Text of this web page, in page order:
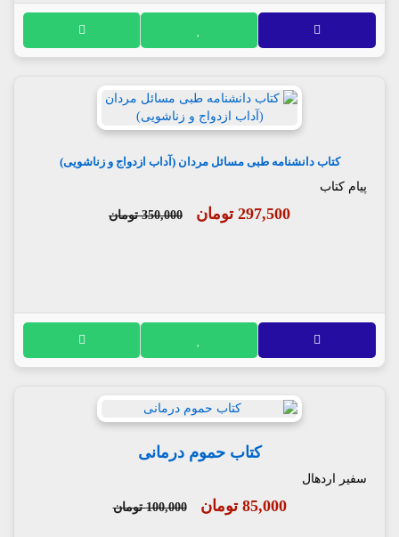
کتاب دانشنامه طبی مسائل مردان (آداب ازدواج و زناشویی)
پیام کتاب
297,500 تومان 350,000 تومان
کتاب حموم درمانی
سفیر اردهال
85,000 تومان 100,000 تومان